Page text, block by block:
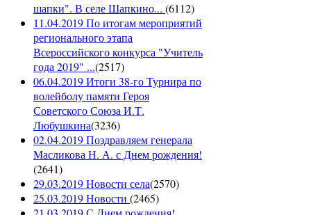
шапки". В селе Шапкино... (6112)
11.04.2019 По итогам мероприятий
регионального этапа
Всероссийского конкурса "Учитель
года 2019" ...(2517)
06.04.2019 Итоги 38-го Турнира по
волейболу памяти Героя
Советского Союза И.Т.
Любушкина(3236)
02.04.2019 Поздравляем генерала
Масликова Н. А. с Днем рождения!
(2641)
29.03.2019 Новости села(2570)
25.03.2019 Новости (2465)